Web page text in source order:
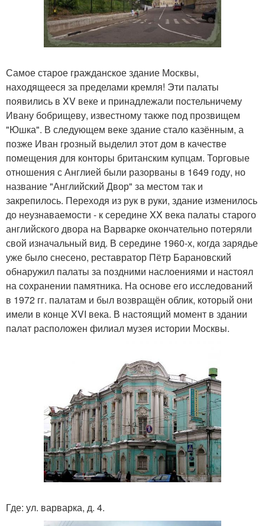
Самое старое гражданское здание Москвы,
находящееся за пределами кремля! Эти палаты
появились в XV веке и принадлежали постельничему
Ивану бобрищеву, известному также под прозвищем
"Юшка". В следующем веке здание стало казённым, а
позже Иван грозный выделил этот дом в качестве
помещения для конторы британским купцам. Торговые
отношения с Англией были разорваны в 1649 году, но
название "Английский Двор" за местом так и
закрепилось. Переходя из рук в руки, здание изменилось
до неузнаваемости - к середине XX века палаты старого
английского двора на Варварке окончательно потеряли
свой изначальный вид. В середине 1960-х, когда зарядье
уже было снесено, реставратор Пётр Барановский
обнаружил палаты за поздними наслоениями и настоял
на сохранении памятника. На основе его исследований
в 1972 гг. палатам и был возвращён облик, который они
имели в конце XVI века. В настоящий момент в здании
палат расположен филиал музея истории Москвы.
Где: ул. варварка, д. 4.